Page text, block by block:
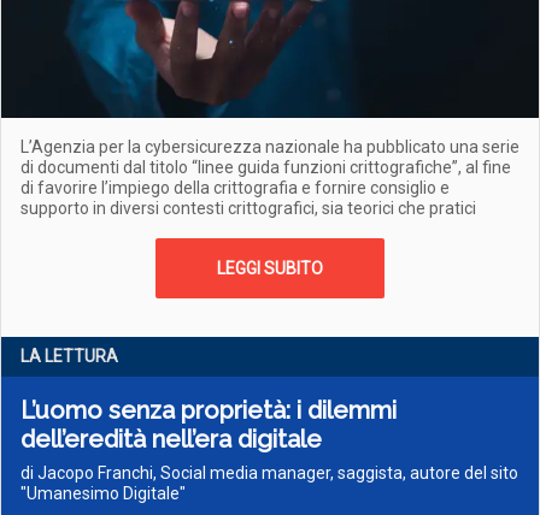
L’Agenzia per la cybersicurezza nazionale ha pubblicato una serie
di documenti dal titolo “linee guida funzioni crittografiche”, al fine
di favorire l’impiego della crittografia e fornire consiglio e
supporto in diversi contesti crittografici, sia teorici che pratici
LEGGI SUBITO
LA LETTURA
L’uomo senza proprietà: i dilemmi
dell’eredità nell’era digitale
di Jacopo Franchi, Social media manager, saggista, autore del sito
"Umanesimo Digitale"